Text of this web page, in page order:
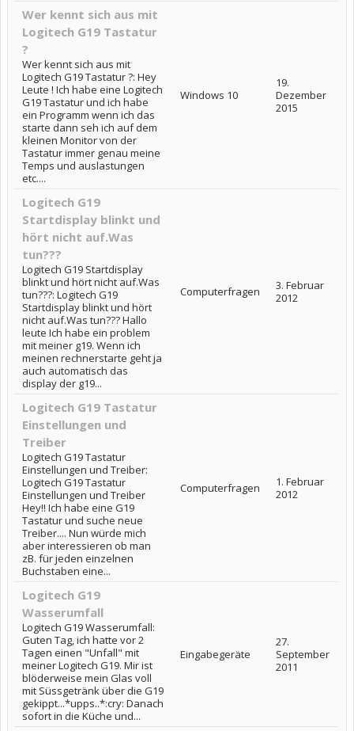
Wer kennt sich aus mit
Logitech G19 Tastatur
?
Wer kennt sich aus mit
Logitech G19 Tastatur ?: Hey
Leute ! Ich habe eine Logitech
G19 Tastatur und ich habe
ein Programm wenn ich das
starte dann seh ich auf dem
kleinen Monitor von der
Tastatur immer genau meine
Temps und auslastungen
etc....
Windows 10
19.
Dezember
2015
Logitech G19
Startdisplay blinkt und
hört nicht auf.Was
tun???
Logitech G19 Startdisplay
blinkt und hört nicht auf.Was
tun???: Logitech G19
Startdisplay blinkt und hört
nicht auf.Was tun??? Hallo
leute Ich habe ein problem
mit meiner g19. Wenn ich
meinen rechnerstarte geht ja
auch automatisch das
display der g19...
Computerfragen
3. Februar
2012
Logitech G19 Tastatur
Einstellungen und
Treiber
Logitech G19 Tastatur
Einstellungen und Treiber:
Logitech G19 Tastatur
Einstellungen und Treiber
Hey!! Ich habe eine G19
Tastatur und suche neue
Treiber.... Nun würde mich
aber interessieren ob man
zB. für jeden einzelnen
Buchstaben eine...
Computerfragen
1. Februar
2012
Logitech G19
Wasserumfall
Logitech G19 Wasserumfall:
Guten Tag, ich hatte vor 2
Tagen einen "Unfall" mit
meiner Logitech G19. Mir ist
blöderweise mein Glas voll
mit Süssgetränk über die G19
gekippt...*upps..*:cry: Danach
sofort in die Küche und...
Eingabegeräte
27.
September
2011